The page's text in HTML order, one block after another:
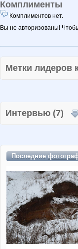
Комплименты
Комплиментов нет.
Вы не авторизованы!
Метки
Интервью (7)
Последние